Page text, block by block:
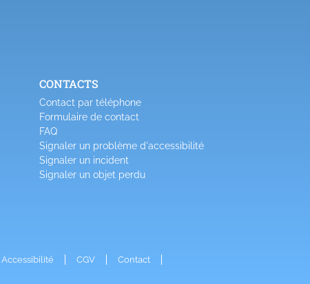
CONTACTS
Contact par téléphone
Formulaire de contact
FAQ
Signaler un problème d'accessibilité
Signaler un incident
Signaler un objet perdu
Accessibilité CGV
Contact